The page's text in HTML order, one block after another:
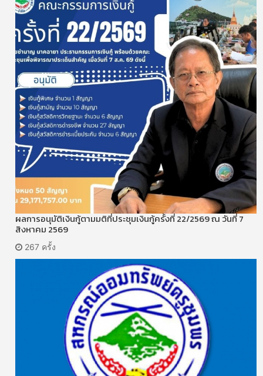
ผลการอนุมัติเงินกู้ตามมติที่ประชุมเงินกู้ครั้งที่ 22/2569 ณ วันที่ 7
สิงหาคม 2569
267 ครั้ง